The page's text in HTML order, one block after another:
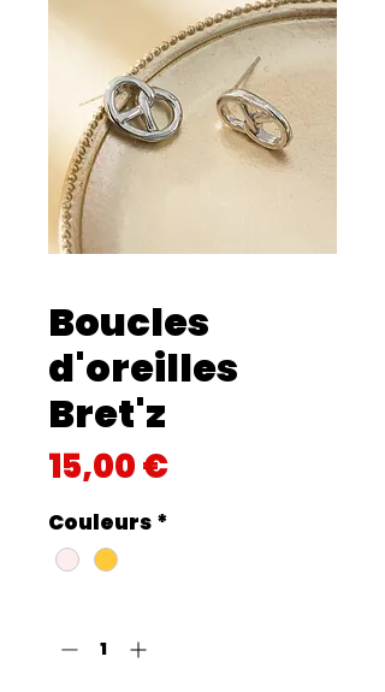
Boucles
d'oreilles
Bret'z
15,00 €Prix
Couleurs *